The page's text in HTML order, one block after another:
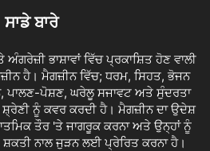
ਸਾਡੇ ਬਾਰੇ
ਅੰਗਰੇਜ਼ੀ ਭਾਸ਼ਾਵਾਂ ਵਿੱਚ ਪ੍ਰਕਾਸ਼ਿਤ ਹੋਣ ਵਾਲੀ
ਹੈ। ਮੈਗਜ਼ੀਨ ਵਿੱਚ; ਧਰਮ, ਸਿਹਤ, ਭੋਜਨ
ਪਾਲਣ-ਪੋਸ਼ਣ, ਘਰੇਲੂ ਸਜਾਵਟ ਅਤੇ ਸੁੰਦਰਤਾ
ਨੂੰ ਕਵਰ ਕਰਦੀ ਹੈ। ਮੈਗਜ਼ੀਨ ਦਾ ਉਦੇਸ਼
ਤੌਰ 'ਤੇ ਜਾਗਰੂਕ ਕਰਨਾ ਅਤੇ ਉਨ੍ਹਾਂ ਨੂੰ
ਨਾਲ ਜੁੜਨ ਲਈ ਪ੍ਰੇਰਿਤ ਕਰਨਾ ਹੈ।